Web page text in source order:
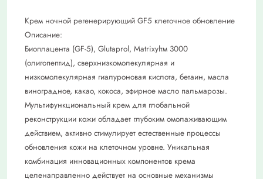
Крем ночной регенерирующий GF5 клеточное обновление
Описание:
Биоплацента (GF-5), Glutaprol, Matrixylтм 3000
(олигопептид), сверхнизкомолекулярная и
низкомолекулярная гиалуроновая кислота, бетаин, масла
виноградное, какао, кокоса, эфирное масло пальмарозы.
Мультифункциональный крем для глобальной
реконструкции кожи обладает глубоким омолаживающим
действием, активно стимулирует естественные процессы
обновления кожи на клеточном уровне. Уникальная
комбинация инновационных компонентов крема
целенаправленно действует на основные механизмы